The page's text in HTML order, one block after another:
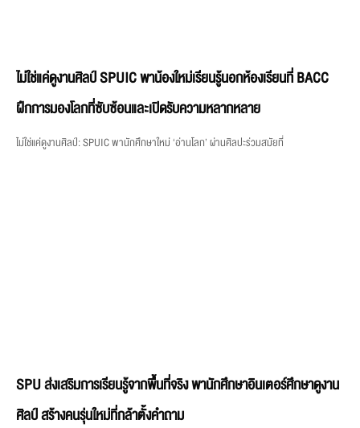
ไม่ใช่แค่ดูงานศิลป์ SPUIC พาน้องใหม่เรียนรู้นอกห้องเรียนที่ BACC
ฝึกการมองโลกที่ซับซ้อนและเปิดรับความหลากหลาย
ไม่ใช่แค่ดูงานศิลป์: SPUIC พานักศึกษาใหม่ ‘อ่านโลก’ ผ่านศิลปะร่วมสมัยที่
SPU ส่งเสริมการเรียนรู้จากพื้นที่จริง พานักศึกษาอินเตอร์ศึกษาดูงาน
ศิลป์ สร้างคนรุ่นใหม่ที่กล้าตั้งคำถาม